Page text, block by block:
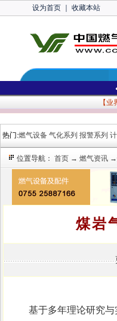
设为首页｜ 收藏本站
【业
热门:燃气设备 气化系列 报警系列
位置导航： 首页 → 燃气资讯 →
煤岩
基于多年理论研究与